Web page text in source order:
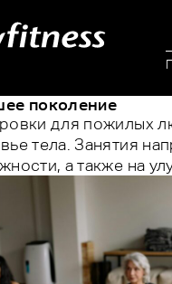
поколение
для пожилых
тела. Занятия
а также на